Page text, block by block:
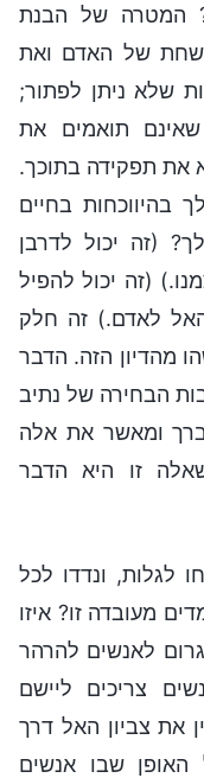
לגלות, ונדדו לכל
מעובדה זו? איזו
לאנשים להרהר
צריכים ליישם
את צביון האל דרך
שבו אנשים